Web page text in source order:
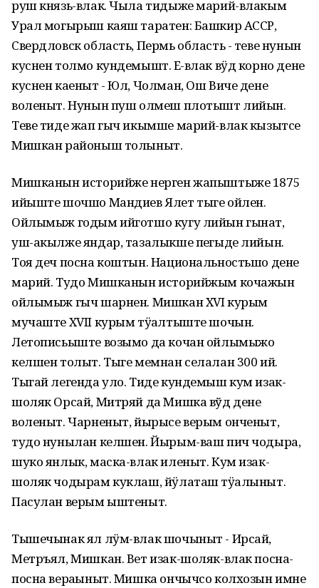
руш князь-влак. Чыла тидыже марий-влакым
Урал могырыш каяш таратен: Башкир АССР,
Свердловск область, Пермь область - теве нунын
куснен толмо кундемышт. Еҥ-влак вӱд корно дене
куснен каеныт - Юл, Чолман, Ош Виче дене
воленыт. Нунын пуш олмеш плотышт лийын.
Теве тиде жап гыч икымше марий-влак кызытсе
Мишкан районыш толыныт.
Мишканын историйже нерген жапыштыже 1875
ийыште шочшо Мандиев Ялет тыге ойлен.
Ойлымыж годым ийготшо кугу лийын гынат,
уш-акылже яндар, тазалыкше пеҥгыде лийын.
Тоя деч посна коштын. Национальностьшо дене
марий. Тудо Мишканын историйжым кочажын
ойлымыж гыч шарнен. Мишкан XVI курым
мучаште XVII курым тӱҥалтыште шочын.
Летописьыште возымо да кочан ойлымыжо
келшен толыт. Тыге мемнан селалан 300 ий.
Тыгай легенда уло. Тиде кундемыш кум изак-
шоляк Орсай, Митряй да Мишка вўд дене
воленыт. Чарненыт, йырысе верым онченыт,
тудо нунылан келшен. Йырым-ваш пич чодыра,
шуко янлык, маска-влак иленыт. Кум изак-
шоляк чодырам куклаш, йӱлаташ тӱҥалыныт.
Пасулан верым ыштеныт.
Тышечынак ял лӱм-влак шочыныт - Ирсай,
Метръял, Мишкан. Вет изак-шоляк-влак посна-
посна вераҥыныт. Мишка ончычсо колхозын имне